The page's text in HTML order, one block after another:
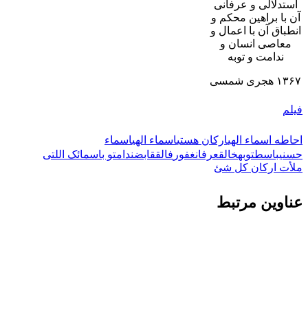
محضر نور
حال
مرکز نشر
استدلالی و عرفانی
آن با براهین محکم و
انطباق آن با اعمال و
معاصی انسان و
ندامت و توبه
۱۳۶۷ هجری شمسی
فیلم
احاطه اسماء الهیارکان هستیاسماء الهیاسماء
حسنیباسطتوبهخالقعرفانغفور فالققابضندامتو باسمائک اللتی
ملأت ارکان کل شئ
عناوین مرتبط